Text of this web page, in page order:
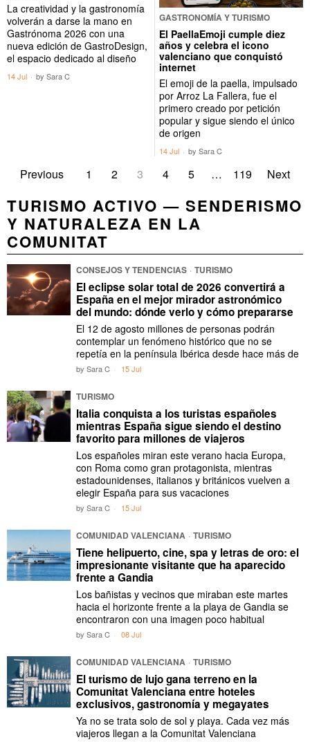
La creatividad y la gastronomía
volverán a darse la mano en
Gastrónoma 2026 con una
nueva edición de GastroDesign,
el espacio dedicado al diseño
14 Jul by Sara C
GASTRONOMÍA Y TURISMO
El PaellaEmoji cumple diez
años y celebra el icono
valenciano que conquistó
internet
El emoji de la paella, impulsado
por Arroz La Fallera, fue el
primero creado por petición
popular y sigue siendo el único
de origen
14 Jul by Sara C
Previous 1 2 3 4 5 … 119 Next
TURISMO ACTIVO — SENDERISMO
Y NATURALEZA EN LA
COMUNITAT
CONSEJOS Y TENDENCIAS · TURISMO
El eclipse solar total de 2026 convertirá a
España en el mejor mirador astronómico
del mundo: dónde verlo y cómo prepararse
El 12 de agosto millones de personas podrán
contemplar un fenómeno histórico que no se
repetía en la península Ibérica desde hace más de
by Sara C 15 Jul
TURISMO
Italia conquista a los turistas españoles
mientras España sigue siendo el destino
favorito para millones de viajeros
Los españoles miran este verano hacia Europa,
con Roma como gran protagonista, mientras
estadounidenses, italianos y británicos vuelven a
elegir España para sus vacaciones
by Sara C 15 Jul
COMUNIDAD VALENCIANA · TURISMO
Tiene helipuerto, cine, spa y letras de oro: el
impresionante visitante que ha aparecido
frente a Gandia
Los bañistas y vecinos que miraban este martes
hacia el horizonte frente a la playa de Gandia se
encontraron con una imagen poco habitual
by Sara C 08 Jul
COMUNIDAD VALENCIANA · TURISMO
El turismo de lujo gana terreno en la
Comunitat Valenciana entre hoteles
exclusivos, gastronomía y megayates
Ya no se trata solo de sol y playa. Cada vez más
viajeros llegan a la Comunitat Valenciana